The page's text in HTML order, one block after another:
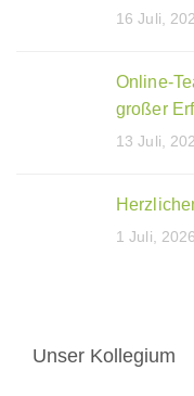
16 Juli,
Online-
großer
13 Juli,
1 Juli, 2026
Unser Kollegium